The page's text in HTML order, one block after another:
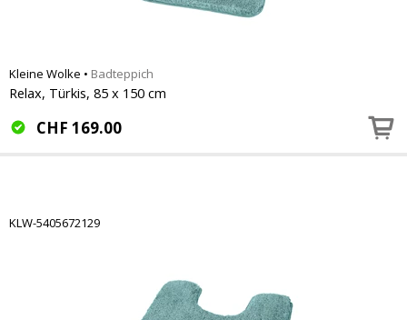
Kleine Wolke • Badteppich
Relax, Türkis, 85 x 150 cm
CHF 169.00
KLW-5405672129